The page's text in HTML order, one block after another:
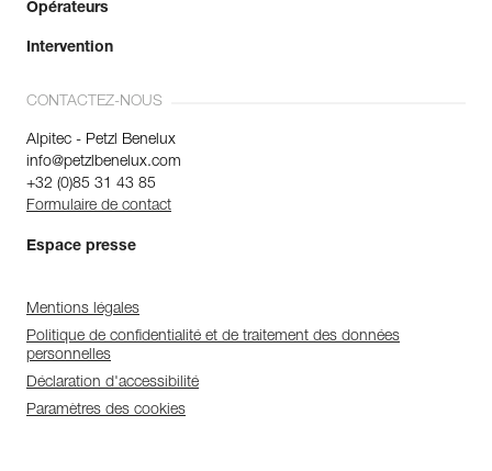
Opérateurs
Intervention
CONTACTEZ-NOUS
Alpitec - Petzl Benelux
info@petzlbenelux.com
+32 (0)85 31 43 85
Formulaire de contact
Espace presse
Mentions légales
Politique de confidentialité et de traitement des données
personnelles
Déclaration d'accessibilité
Paramètres des cookies